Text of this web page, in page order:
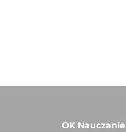
OK Nauczanie